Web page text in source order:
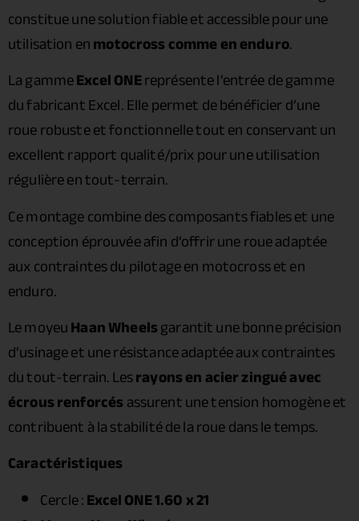
constitue une solution fiable et accessible pour une
utilisation enmotocross comme en enduro.
La gammeExcel ONEreprésente l’entrée de gamme
du fabricant Excel. Elle permet de bénéficier d’une
roue robuste et fonctionnelle tout en conservant un
excellent rapport qualité/prix pour une utilisation
régulière en tout-terrain.
Ce montage combine des composants fiables et une
conception éprouvée afin d’offrir une roue adaptée
aux contraintes du pilotage en motocross et en
enduro.
Le moyeuHaan Wheelsgarantit une bonne précision
d’usinage et une résistance adaptée aux contraintes
du tout-terrain. Lesrayons en acier zingué avec
écrous renforcésassurent une tension homogène et
contribuent à la stabilité de la roue dans le temps.
Caractéristiques
Cercle :Excel ONE 1.60 x 21